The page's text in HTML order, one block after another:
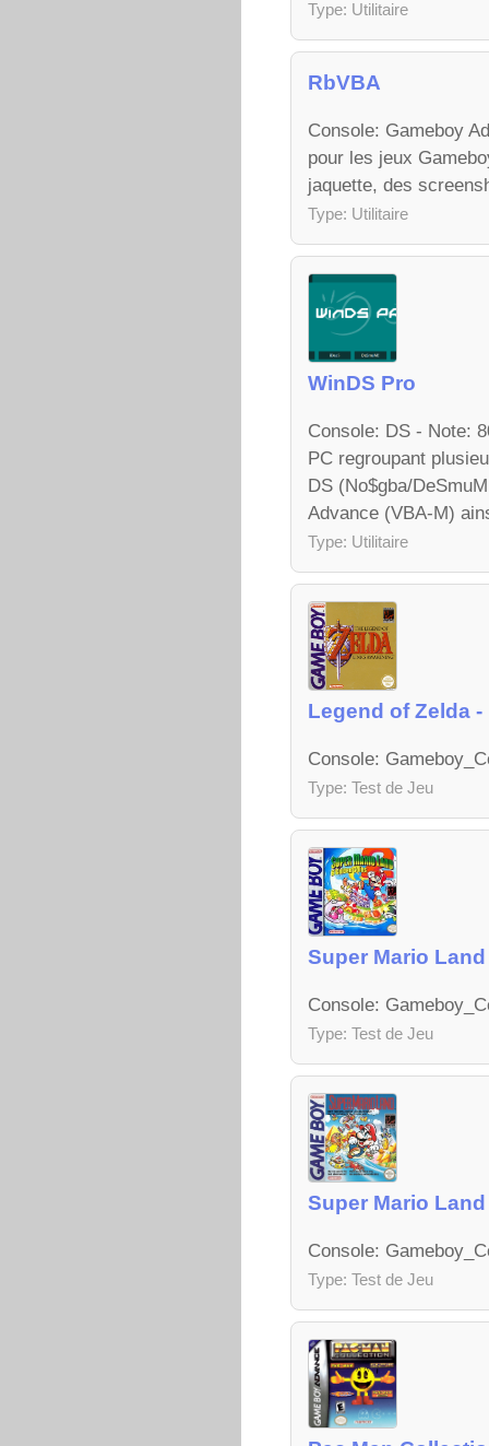
Type: Utilitaire
RbVBA
Console: Gameboy
pour les jeux
jaquette, des
Type: Utilitaire
WinDS Pro
Console: DS - Note:
PC regroupant
DS (No$gba/
Advance (VBA-M)
Type: Utilitaire
Legend of Zelda
Console:
Type: Test de Jeu
Super Mario
Console:
Type: Test de Jeu
Super Mario Land
Console:
Type: Test de Jeu